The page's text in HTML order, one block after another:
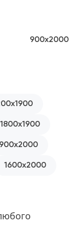
900x2000
1800x1900
900x2000
1600x2000